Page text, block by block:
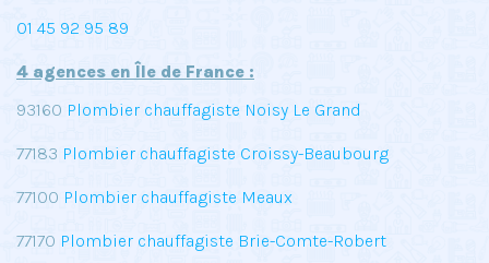
01 45 92 95 89
4 agences en Île de France :
93160 Plombier chauffagiste Noisy Le Grand
77183 Plombier chauffagiste Croissy-Beaubourg
77100 Plombier chauffagiste Meaux
77170 Plombier chauffagiste Brie-Comte-Robert